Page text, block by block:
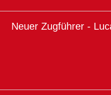
Neuer Zugführer -